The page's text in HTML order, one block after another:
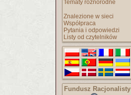
Tematy różnorodne
Znalezione w sieci
Współpraca
Pytania i odpowiedzi
Listy od czytelników
Fundusz Racjonalisty